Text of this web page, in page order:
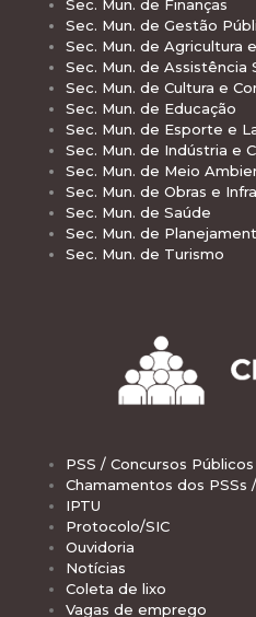
Sec. Mun. de Finanças
Sec. Mun. de Gestão
Sec. Mun. de Agricultura
Sec. Mun. de Assistência
Sec. Mun. de Cultura e
Sec. Mun. de Educação
Sec. Mun. de Esporte e
Sec. Mun. de Indústria e
Sec. Mun. de Meio
Sec. Mun. de Obras e
Sec. Mun. de Saúde
Sec. Mun. de
Sec. Mun. de Turismo
PSS / Concursos Públicos
Chamamentos dos PSSs
IPTU
Protocolo/SIC
Ouvidoria
Notícias
Coleta de lixo
Vagas de emprego